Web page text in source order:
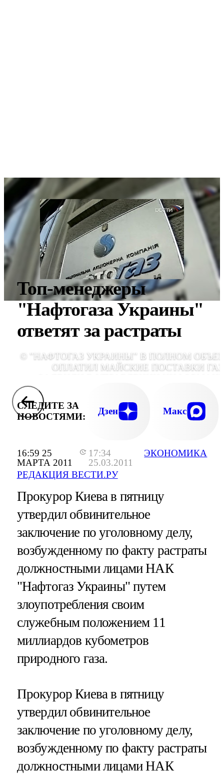
16:59 25
МАРТА 2011
17:34
25.03.2011
РЕДАКЦИЯ ВЕСТИ.РУ
ЭКОНОМИКА
Топ-менеджеры
"Нафтогаза Украины"
ответят за растраты
© "НАФТОГАЗ УКРАИНЫ" В ПОЛНОМ
ОПЛАТИЛ МАЙСКИЕ ПОСТАВКИ
СЛЕДИТЕ ЗА
НОВОСТЯМИ:
Дзен Макс
Прокурор Киева в пятницу
утвердил обвинительное
заключение по уголовному делу,
возбужденному по факту растраты
должностными лицами НАК
"Нафтогаз Украины" путем
злоупотребления своим
служебным положением 11
миллиардов кубометров
природного газа.
Прокурор Киева в пятницу
утвердил обвинительное
заключение по уголовному делу,
возбужденному по факту растраты
должностными лицами НАК